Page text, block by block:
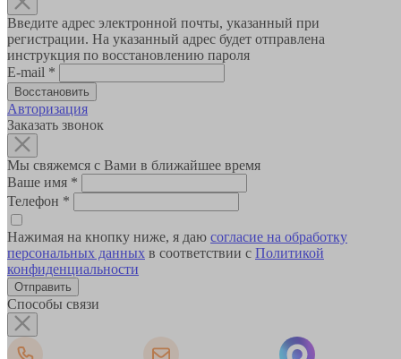
Введите адрес электронной почты, указанный при
регистрации. На указанный адрес будет отправлена
инструкция по восстановлению пароля
E-mail *
Авторизация
Заказать звонок
Мы свяжемся с Вами в ближайшее время
Ваше имя *
Телефон *
Нажимая на кнопку ниже, я даю согласие на обработку
персональных данных в соответствии с Политикой
конфиденциальности
Способы связи